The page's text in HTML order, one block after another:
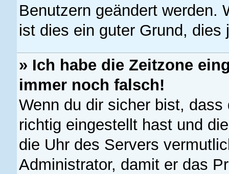
Benutzern geändert werden.
ist dies ein guter Grund, dies
» Ich habe die Zeitzone
immer noch falsch!
Wenn du dir sicher bist,
richtig eingestellt hast und
die Uhr des Servers
Administrator, damit er das